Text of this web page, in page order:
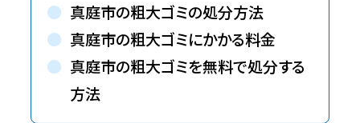
真庭市の粗大ゴミの処分方法
真庭市の粗大ゴミにかかる料金
真庭市の粗大ゴミを無料で処分する
方法